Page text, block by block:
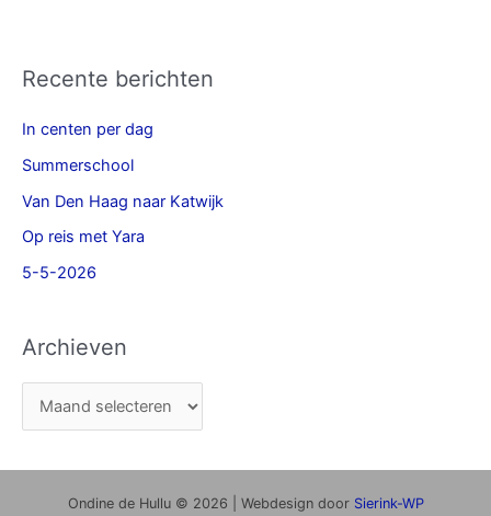
Recente berichten
In centen per dag
Summerschool
Van Den Haag naar Katwijk
Op reis met Yara
5-5-2026
Archieven
Ondine de Hullu © 2026 | Webdesign door Sierink-WP